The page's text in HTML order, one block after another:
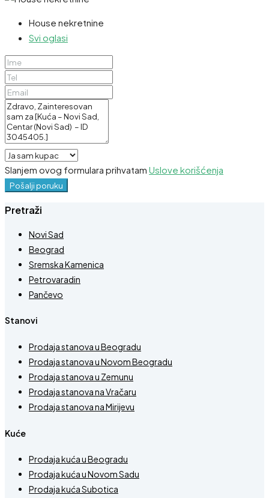
House nekretnine
Svi oglasi
Slanjem ovog formulara prihvatam Uslove korišćenja
Pošalji poruku
Pretraži
Novi Sad
Beograd
Sremska Kamenica
Petrovaradin
Pančevo
Stanovi
Prodaja stanova u Beogradu
Prodaja stanova u Novom Beogradu
Prodaja stanova u Zemunu
Prodaja stanova na Vračaru
Prodaja stanova na Mirijevu
Kuće
Prodaja kuća u Beogradu
Prodaja kuća u Novom Sadu
Prodaja kuća Subotica